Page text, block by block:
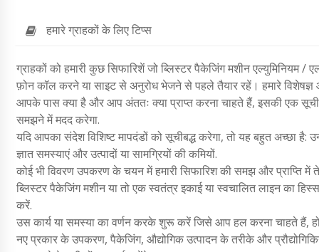
हमारे ग्राहकों के लिए टिप्स
ग्राहकों को हमारी कुछ सिफारिशें जो ब्लिस्टर पैकेजिंग मशीन
फ़ोन कॉल करने या साइट से अनुरोध भेजने से पहले तैयार रहें। हमारे
आपके पास क्या है और आप अंततः क्या प्राप्त करना चाहते हैं, इसकी एक
समझने में मदद करेगा.
यदि आपका संदेश विशिष्ट मापदंडों को सूचीबद्ध करेगा, तो यह बहुत अच्छा
ज्ञात समस्याएं और उत्पादों या सामग्रियों की कमियों.
कोई भी विवरण उपकरण के चयन में हमारी सिफारिश की समझ और प्राप्ति में
ब्लिस्टर पैकेजिंग मशीन या तो एक स्वतंत्र इकाई या स्वचालित लाइन का
करें.
उस कार्य या समस्या का वर्णन करके शुरू करें जिसे आप हल करना चाहते हैं,
नए प्रकार के उपकरण, पैकेजिंग, औद्योगिक उत्पादन के तरीके और